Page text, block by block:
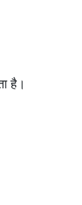
है।